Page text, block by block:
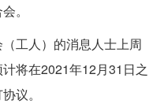
。
工人）的消息人士上周
将在2021年12月31日之
议。